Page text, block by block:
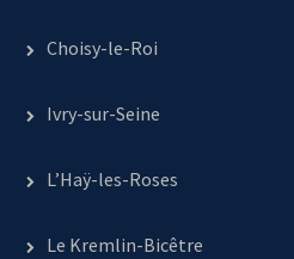
Choisy-le-Roi
Ivry-sur-Seine
L’Haÿ-les-Roses
Le Kremlin-Bicêtre